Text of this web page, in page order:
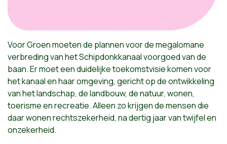
Voor Groen moeten de plannen voor de megalomane
verbreding van het Schipdonkkanaal voorgoed van de
baan. Er moet een duidelijke toekomstvisie komen voor
het kanaal en haar omgeving, gericht op de ontwikkeling
van het landschap, de landbouw, de natuur, wonen,
toerisme en recreatie. Alleen zo krijgen de mensen die
daar wonen rechtszekerheid, na dertig jaar van twijfel en
onzekerheid.